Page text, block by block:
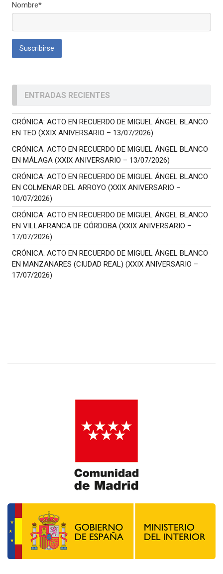
Nombre*
ENTRADAS RECIENTES
CRÓNICA: ACTO EN RECUERDO DE MIGUEL ÁNGEL BLANCO
EN TEO (XXIX ANIVERSARIO – 13/07/2026)
CRÓNICA: ACTO EN RECUERDO DE MIGUEL ÁNGEL BLANCO
EN MÁLAGA (XXIX ANIVERSARIO – 13/07/2026)
CRÓNICA: ACTO EN RECUERDO DE MIGUEL ÁNGEL BLANCO
EN COLMENAR DEL ARROYO (XXIX ANIVERSARIO –
10/07/2026)
CRÓNICA: ACTO EN RECUERDO DE MIGUEL ÁNGEL BLANCO
EN VILLAFRANCA DE CÓRDOBA (XXIX ANIVERSARIO –
17/07/2026)
CRÓNICA: ACTO EN RECUERDO DE MIGUEL ÁNGEL BLANCO
EN MANZANARES (CIUDAD REAL) (XXIX ANIVERSARIO –
17/07/2026)